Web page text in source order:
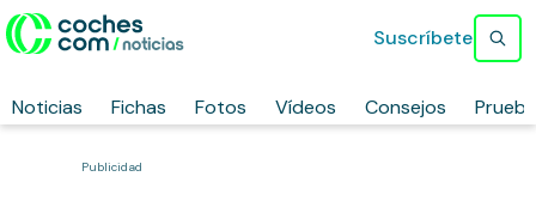
Noticias Fichas Fotos Vídeos Consejos
Suscríbete
Publicidad